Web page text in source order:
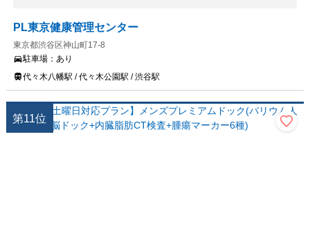
PL東京健康管理センター
東京都渋谷区神山町17-8
駐車場： あり
代々木八幡駅 / 代々木公園駅 / 渋谷駅
第11位